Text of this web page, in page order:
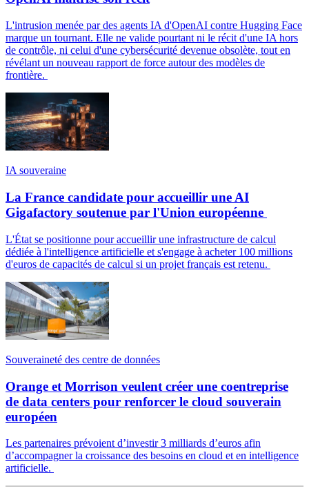
L'intrusion menée par des agents IA d'OpenAI contre Hugging Face
marque un tournant. Elle ne valide pourtant ni le récit d'une IA hors
de contrôle, ni celui d'une cybersécurité devenue obsolète, tout en
révélant un nouveau rapport de force autour des modèles de
frontière.
IA souveraine
La France candidate pour accueillir une AI
Gigafactory soutenue par l'Union européenne
L'État se positionne pour accueillir une infrastructure de calcul
dédiée à l'intelligence artificielle et s'engage à acheter 100 millions
d'euros de capacités de calcul si un projet français est retenu.
Souveraineté des centre de données
Orange et Morrison veulent créer une coentreprise
de data centers pour renforcer le cloud souverain
européen
Les partenaires prévoient d’investir 3 milliards d’euros afin
d’accompagner la croissance des besoins en cloud et en intelligence
artificielle.